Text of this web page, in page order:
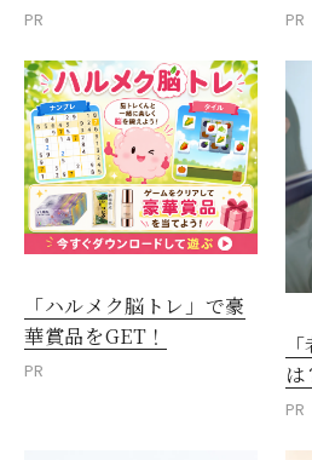
PR PR
「ハルメク脳トレ」で豪
華賞品をGET！
PR
PR